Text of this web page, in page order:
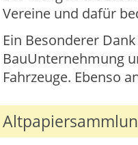
Vereine und dafür
Ein Besonderer
BauUnternehmung
Fahrzeuge. Ebenso